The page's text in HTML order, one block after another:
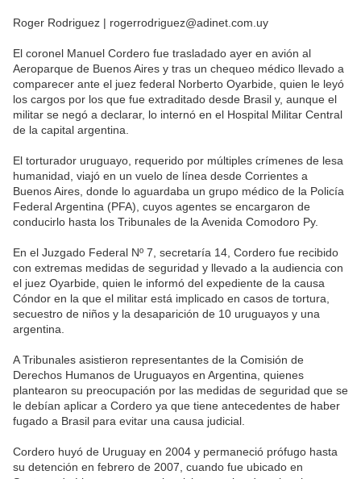
Roger Rodriguez | rogerrodriguez@adinet.com. uy
El coronel Manuel Cordero fue trasladado ayer en avión al
Aeroparque de Buenos Aires y tras un chequeo médico llevado a
comparecer ante el juez federal Norberto Oyarbide, quien le leyó
los cargos por los que fue extraditado desde Brasil y, aunque el
militar se negó a declarar, lo internó en el Hospital Militar Central
de la capital argentina.
El torturador uruguayo, requerido por múltiples crímenes de lesa
humanidad, viajó en un vuelo de línea desde Corrientes a
Buenos Aires, donde lo aguardaba un grupo médico de la Policía
Federal Argentina (PFA), cuyos agentes se encargaron de
conducirlo hasta los Tribunales de la Avenida Comodoro Py.
En el Juzgado Federal Nº 7, secretaría 14, Cordero fue recibido
con extremas medidas de seguridad y llevado a la audiencia con
el juez Oyarbide, quien le informó del expediente de la causa
Cóndor en la que el militar está implicado en casos de tortura,
secuestro de niños y la desaparición de 10 uruguayos y una
argentina.
A Tribunales asistieron representantes de la Comisión de
Derechos Humanos de Uruguayos en Argentina, quienes
plantearon su preocupación por las medidas de seguridad que se
le debían aplicar a Cordero ya que tiene antecedentes de haber
fugado a Brasil para evitar una causa judicial.
Cordero huyó de Uruguay en 2004 y permaneció prófugo hasta
su detención en febrero de 2007, cuando fue ubicado en